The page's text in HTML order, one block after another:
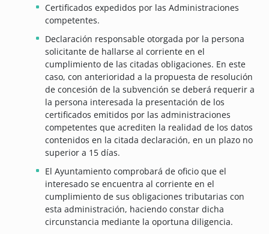
Certificados expedidos por las Administraciones
competentes.
Declaración responsable otorgada por la persona
solicitante de hallarse al corriente en el
cumplimiento de las citadas obligaciones. En este
caso, con anterioridad a la propuesta de resolución
de concesión de la subvención se deberá requerir a
la persona interesada la presentación de los
certificados emitidos por las administraciones
competentes que acrediten la realidad de los datos
contenidos en la citada declaración, en un plazo no
superior a 15 días.
El Ayuntamiento comprobará de oficio que el
interesado se encuentra al corriente en el
cumplimiento de sus obligaciones tributarias con
esta administración, haciendo constar dicha
circunstancia mediante la oportuna diligencia.